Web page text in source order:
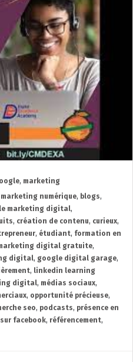
, marketing
marketing numérique, blogs,
marketing digital,
, création de contenu, curieux,
, étudiant, formation en
digital gratuite,
digital, google digital garage,
, linkedin learning
digital, médias sociaux,
, opportunité précieuse,
seo, podcasts, présence en
facebook, référencement,